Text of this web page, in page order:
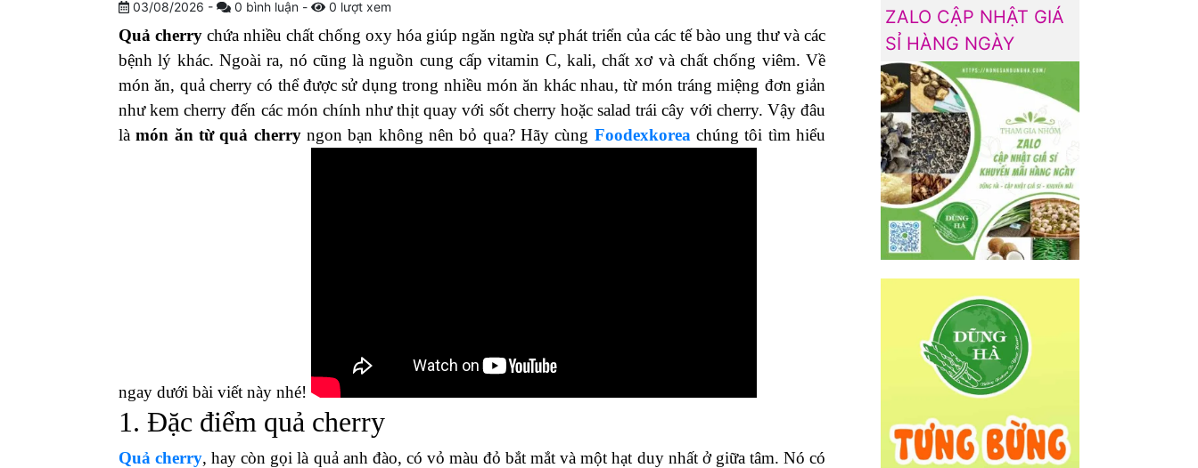
03/08/2026 - 0 bình luận - 0 lượt xem
Quả cherry chứa nhiều chất chống oxy hóa giúp ngăn ngừa sự phát triển của các tế bào ung thư và các
bệnh lý khác. Ngoài ra, nó cũng là nguồn cung cấp vitamin C, kali, chất xơ và chất chống viêm. Về
món ăn, quả cherry có thể được sử dụng trong nhiều món ăn khác nhau, từ món tráng miệng đơn giản
như kem cherry đến các món chính như thịt quay với sốt cherry hoặc salad trái cây với cherry. Vậy đâu
làmón ăn từ quả cherryngon bạn không nên bỏ qua? Hãy cùng Foodexkorea chúng tôi tìm hiểu
ngay dưới bài viết này nhé!
1. Đặc điểm quả cherry
Quả cherry, hay còn gọi là quả anh đào, có vỏ màu đỏ bắt mắt và một hạt duy nhất ở giữa tâm. Nó có
ZALO CẬP NHẬT GIÁ
SỈ HÀNG NGÀY